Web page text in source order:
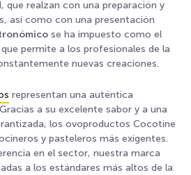
que realzan con una preparación y
así como con una presentación
se ha impuesto como el
permite a los profesionales de la
nuevas creaciones.
representan una auténtica
a su excelente sabor y a una
los ovoproductos Cocotine
y pasteleros más exigentes.
en el sector, nuestra marca
a los estándares más altos de la